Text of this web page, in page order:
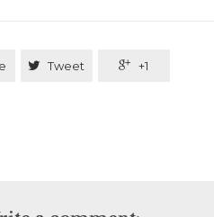
 Tweet  +1